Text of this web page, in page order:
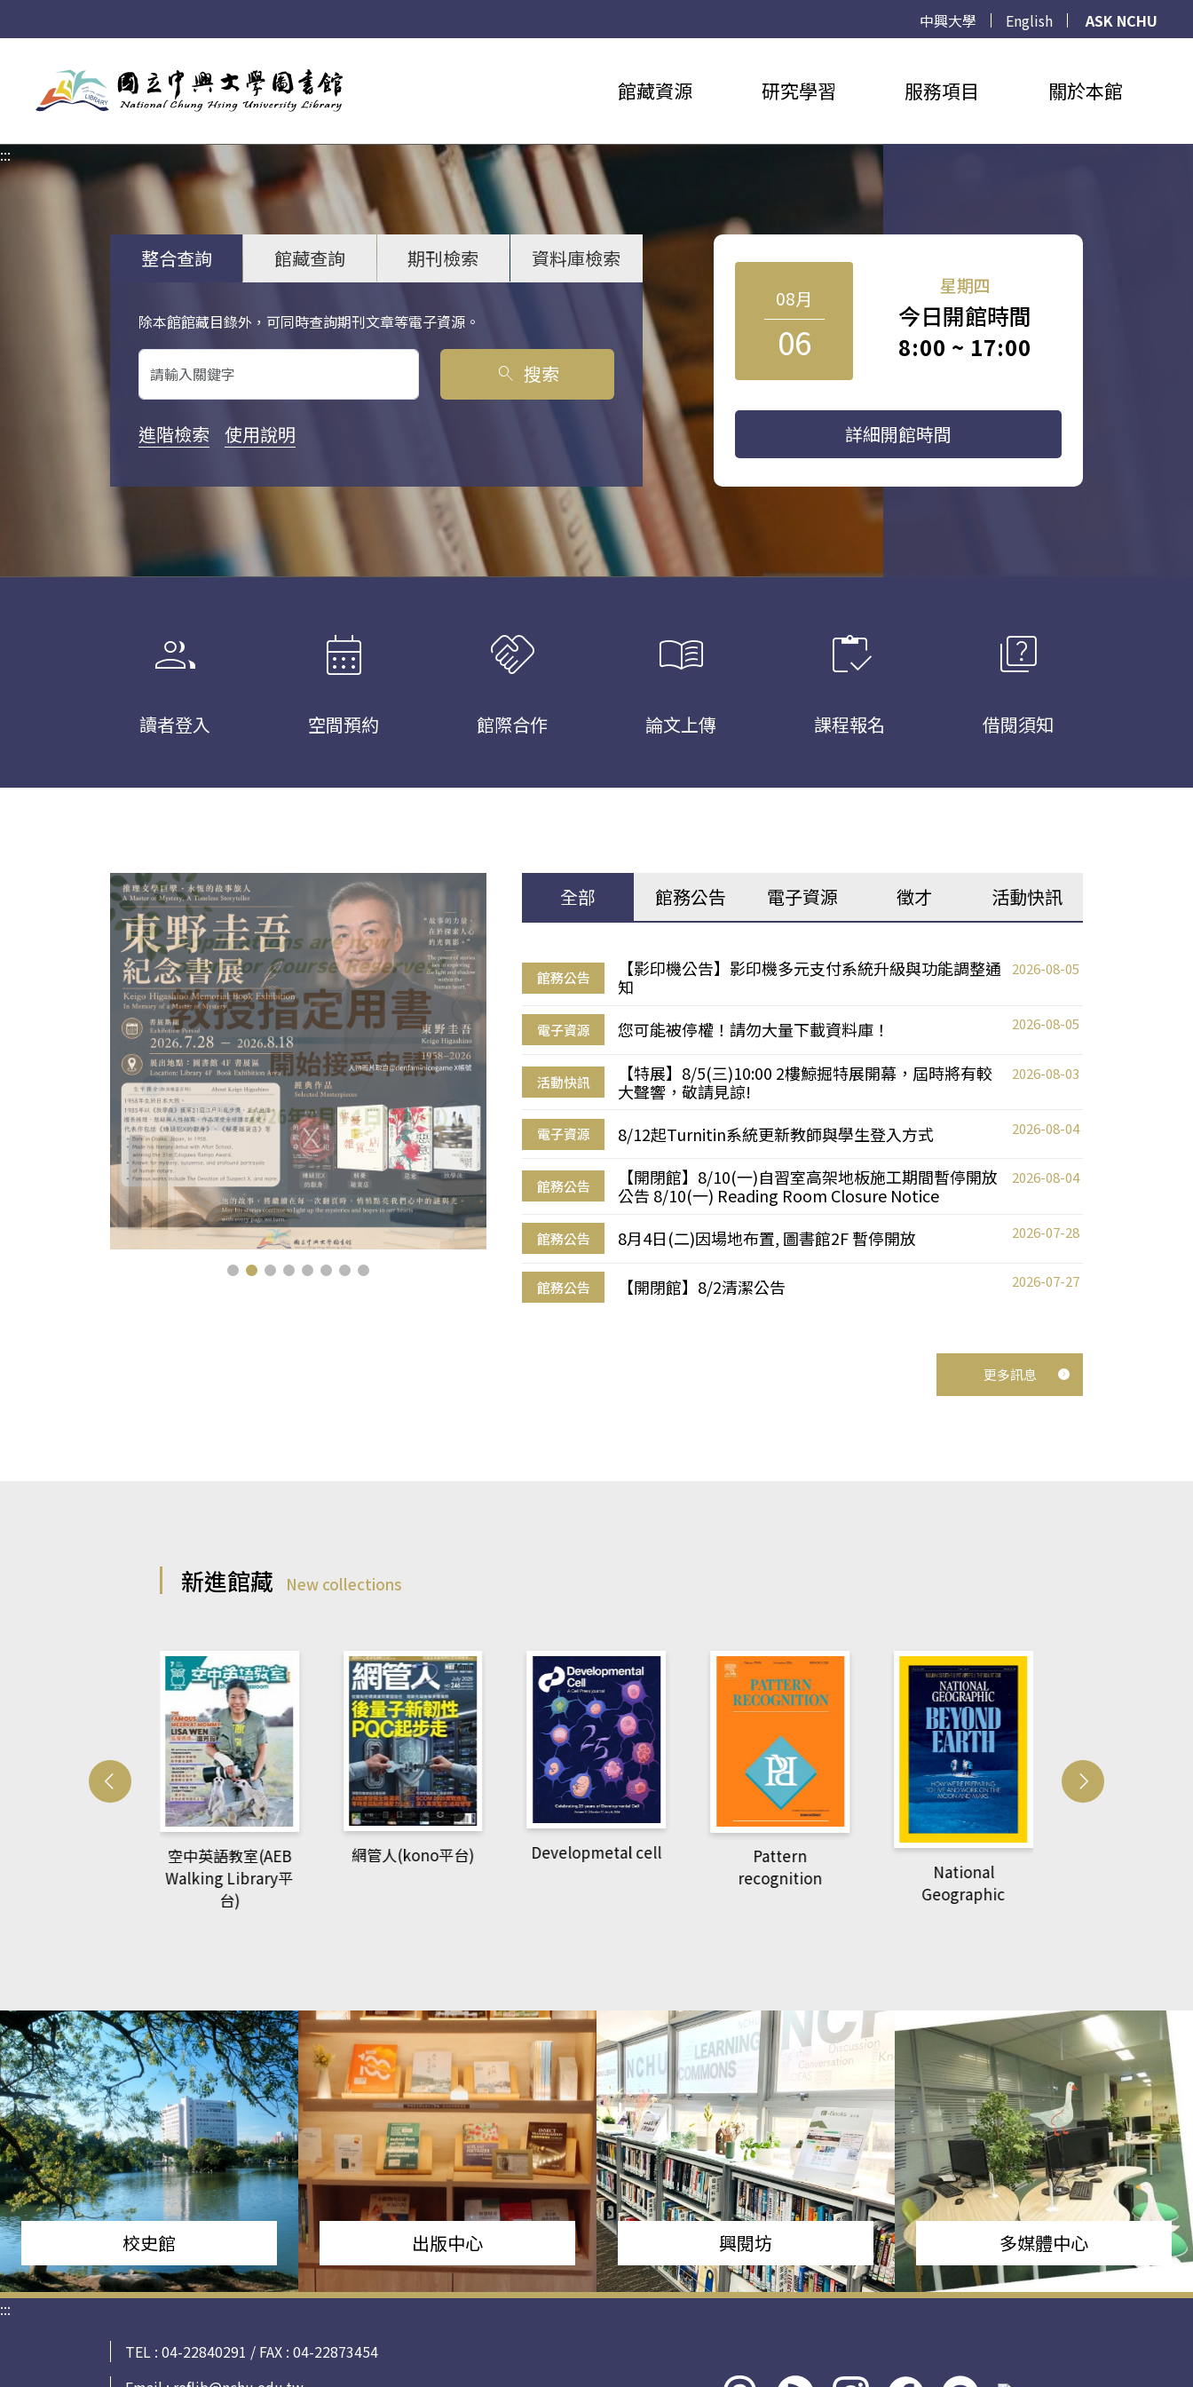
中興大學 English
ASK NCHU
館藏資源 研究學習 服務項目 關於本館
:::
整合查詢 館藏查詢 期刊檢索 資料庫檢索
除本館館藏目錄外，可同時查詢期刊文章等電子資源。
關鍵字搜尋
search 搜索
進階檢索 使用說明
08月
06
星期四
今日開館時間
8:00 ~ 17:00
詳細開館時間
group
讀者登入
calendar_month
空間預約
handshake
館際合作
menu_book
論文上傳
inventory
課程報名
quiz
借閱須知
全部 館務公告 電子資源 徵才 活動快訊
館務公告
【影印機公告】影印機多元支付系統升級與功能調整通
知
2026-08-05
電子資源 您可能被停權！請勿大量下載資料庫！ 2026-08-05
活動快訊
【特展】8/5(三)10:00 2樓鯨掘特展開幕，屆時將有較
大聲響，敬請見諒!
2026-08-03
電子資源 8/12起Turnitin系統更新教師與學生登入方式 2026-08-04
館務公告
【開閉館】8/10(一)自習室高架地板施工期間暫停開放
公告 8/10(一) Reading Room Closure Notice
2026-08-04
館務公告 8月4日(二)因場地布置, 圖書館2F 暫停開放 2026-07-28
館務公告 【開閉館】8/2清潔公告 2026-07-27
更多訊息
新進館藏 New collections
網管人(kono平台) Developmetal cell
Pattern
National
Geographic
Harvard Business
Review
校史館 出版中心 興閱坊 多媒體中心
:::
TEL : 04-22840291 / FAX : 04-22873454